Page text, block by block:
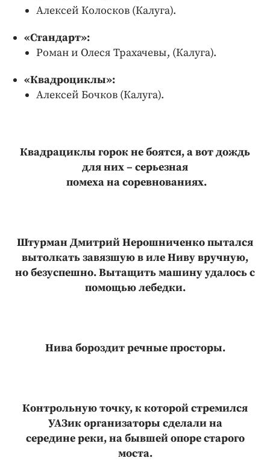
Алексей Колосков (Калуга).
«Стандарт»:
Роман и Олеся Трахачевы, (Калуга).
«Квадроциклы»:
Алексей Бочков (Калуга).
Квадрациклы горок не боятся, а вот дождь
для них – серьезная
помеха на соревнованиях.
Штурман Дмитрий Нерошниченко пытался
вытолкать завязшую в иле Ниву вручную,
но безуспешно. Вытащить машину удалось с
помощью лебедки.
Нива бороздит речные просторы.
Контрольную точку, к которой стремился
УАЗик организаторы сделали на
середине реки, на бывшей опоре старого
моста.